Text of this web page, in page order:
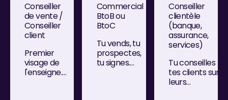
Conseiller
de vente /
Conseiller
client
Premier
visage de
l'enseigne.
Commercial
BtoB ou
BtoC
Tu vends, tu
prospectes,
tu signes.
Conseiller
clientèle
(banque,
assurance,
services)
Tu conseilles
tes clients sur
leurs